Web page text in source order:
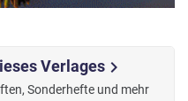
Verlageschevron_right
Sonderhefte und mehr